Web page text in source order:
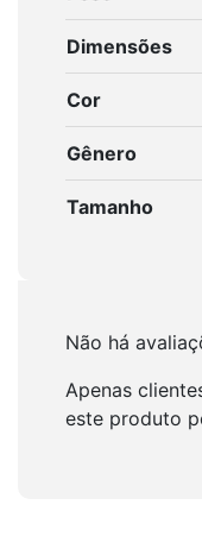
Dimensões
Cor
Gênero
Tamanho
Não há
Apenas
este produto